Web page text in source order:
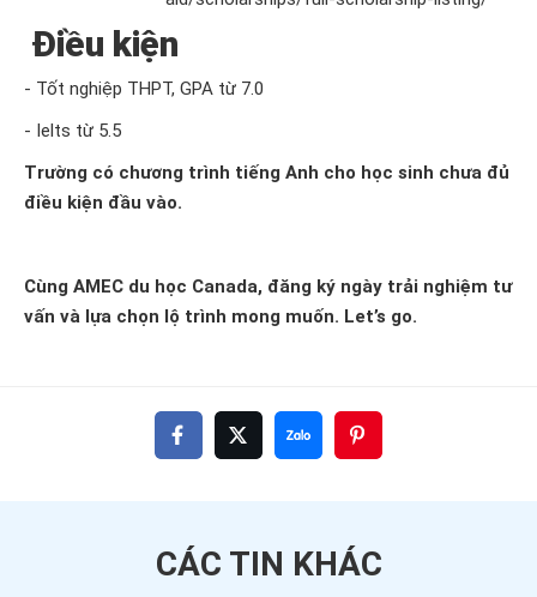
Điều kiện
- Tốt nghiệp THPT, GPA từ 7.0
- Ielts từ 5.5
Trường có chương trình tiếng Anh cho học sinh chưa đủ
điều kiện đầu vào.
Cùng AMEC du học Canada, đăng ký ngày trải nghiệm tư
vấn và lựa chọn lộ trình mong muốn. Let’s go.
CÁC TIN KHÁC